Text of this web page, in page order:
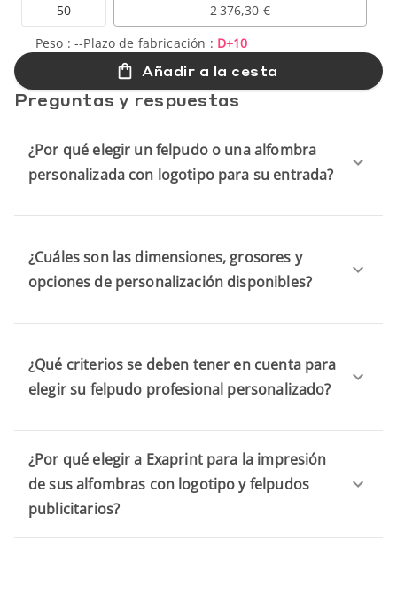
50
2 376,30 €
Peso :--Plazo de fabricación : D+10
Añadir a la cesta
Preguntas y respuestas
¿Por qué elegir un felpudo o una alfombra
personalizada con logotipo para su entrada?
¿Cuáles son las dimensiones, grosores y
opciones de personalización disponibles?
¿Qué criterios se deben tener en cuenta para
elegir su felpudo profesional personalizado?
¿Por qué elegir a Exaprint para la impresión
de sus alfombras con logotipo y felpudos
publicitarios?